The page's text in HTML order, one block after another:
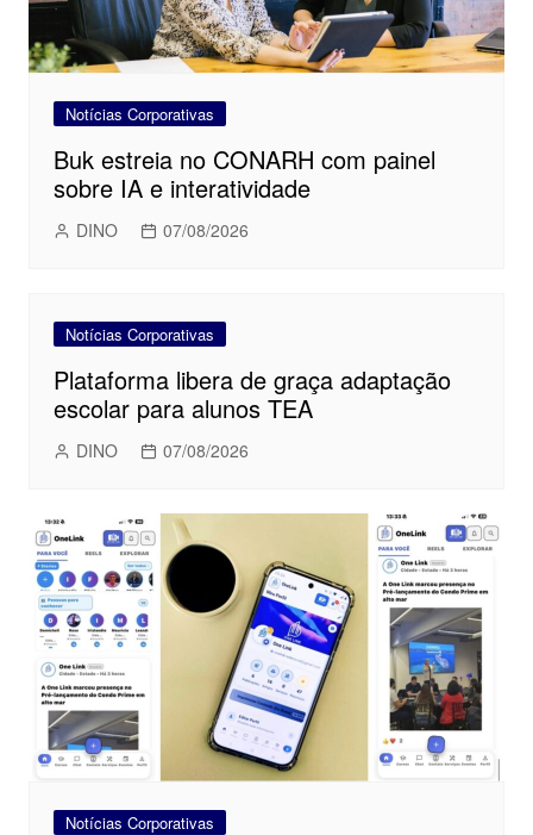
Notícias Corporativas
Buk estreia no CONARH com painel
sobre IA e interatividade
DINO 07/08/2026
Notícias Corporativas
Plataforma libera de graça adaptação
escolar para alunos TEA
DINO 07/08/2026
Notícias Corporativas